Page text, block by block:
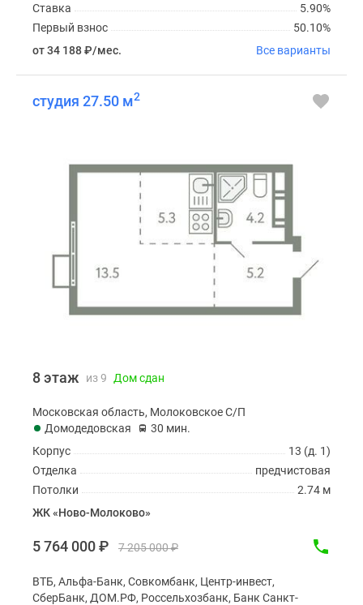
5.90%
Ставка
50.10%
Первый взнос
от 34 188₽/мес. Все варианты
студия 27.50 м2
8 этаж из 9 Дом сдан
Московская область, Молоковское С/П
Домодедовская
30 мин.
13 (д. 1)
Корпус
предчистовая
Отделка
2.74 м
Потолки
ЖК «Ново-Молоково»
5 764 000₽ 7 205 000₽
ВТБ, Альфа-Банк, Совкомбанк, Центр-инвест,
СберБанк, ДОМ.РФ, Россельхозбанк, Банк Санкт-